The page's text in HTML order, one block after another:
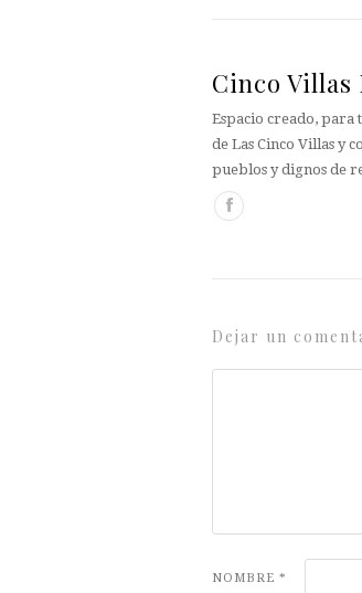
Cinco
Espacio creado, para
de Las Cinco Villas y
pueblos y dignos de
Dejar un
NOMBRE *